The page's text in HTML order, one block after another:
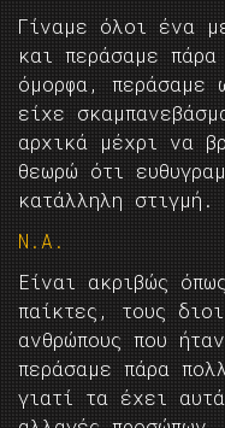
Γίναμε όλοι ένα
και περάσαμε
όμορφα, περάσαμε
είχε
αρχικά μέχρι να
θεωρώ ότι
κατάλληλη στιγμή.
Ν.Α.
Είναι ακριβώς
παίκτες, τους
ανθρώπους που
περάσαμε πάρα
γιατί τα έχει